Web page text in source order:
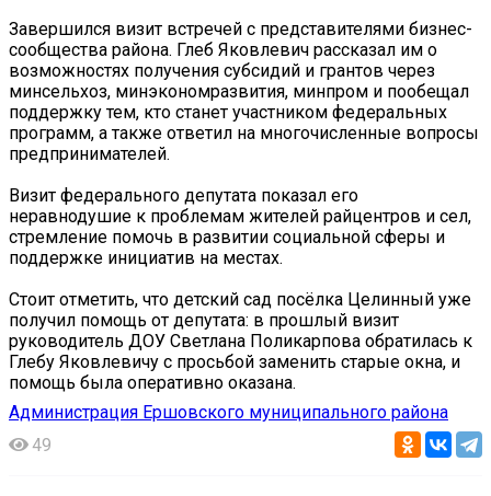
Завершился визит встречей с представителями бизнес-
сообщества района. Глеб Яковлевич рассказал им о
возможностях получения субсидий и грантов через
минсельхоз, минэкономразвития, минпром и пообещал
поддержку тем, кто станет участником федеральных
программ, а также ответил на многочисленные вопросы
предпринимателей.
Визит федерального депутата показал его
неравнодушие к проблемам жителей райцентров и сел,
стремление помочь в развитии социальной сферы и
поддержке инициатив на местах.
Стоит отметить, что детский сад посёлка Целинный уже
получил помощь от депутата: в прошлый визит
руководитель ДОУ Светлана Поликарпова обратилась к
Глебу Яковлевичу с просьбой заменить старые окна, и
помощь была оперативно оказана.
Администрация Ершовского муниципального района
49